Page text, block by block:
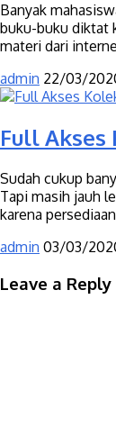
Banyak
buku-buku diktat
materi dari
admin 22/03/
Full
Sudah cukup
Tapi masih jauh
karena
admin 03/03/
Leave a Reply